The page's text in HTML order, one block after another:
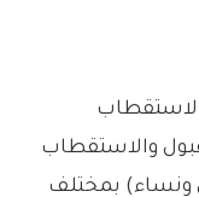
والاستقطاب
ونساء) بمختلف